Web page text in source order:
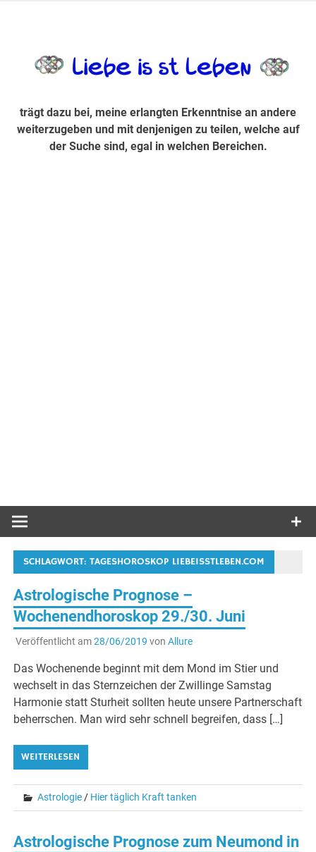
Suche sind, egal in welchen Bereichen.
trägt dazu bei, meine erlangten Erkenntnise an andere
weiterzugeben und mit denjenigen zu teilen, welche auf
der Suche sind, egal in welchen Bereichen.
SCHLAGWORT:TAGESHOROSKOP LIEBEISSTLEBEN.COM
Astrologische Prognose –
Wochenendhoroskop 29./30. Juni
Veröffentlicht am28/06/2019 von Allure
Das Wochenende beginnt mit dem Mond im Stier und
wechselt in das Sternzeichen der Zwillinge Samstag
Harmonie statt Sturheit sollten heute unsere Partnerschaft
beherrschen. Man wird sehr schnell begreifen, dass […]
WEITERLESEN
Astrologie/ Hier täglich Kraft tanken
Astrologische Prognose zum Neumond in